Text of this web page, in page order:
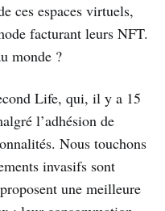
ces espaces virtuels,
facturant leurs NFT.
monde ?
Life, qui, il y a 15
l’adhésion de
Nous touchons
invasifs sont
une meilleure